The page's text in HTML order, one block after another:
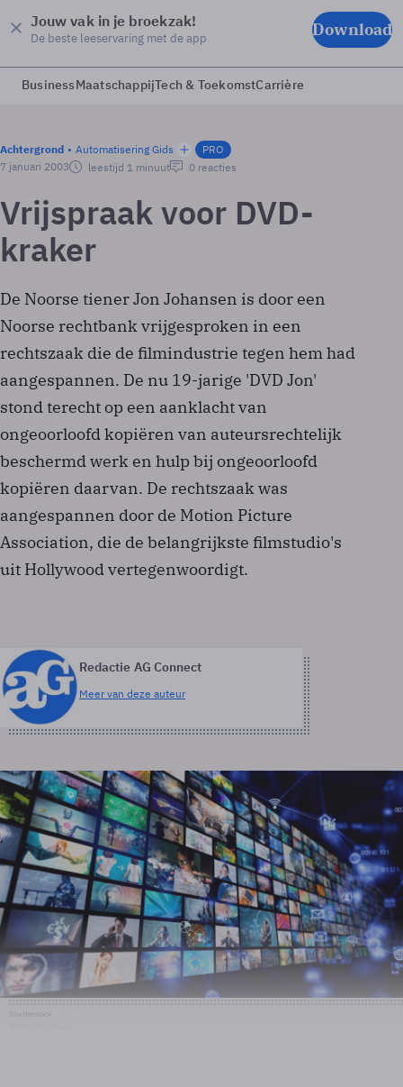
Jouw vak in je broekzak!
De beste leeservaring met de app Download
BusinessMaatschappijTech & ToekomstCarrière
Achtergrond Automatisering Gids
PRO
7 januari 2003
leestijd 1 minuut 0 reacties
Vrijspraak voor DVD-
kraker
De Noorse tiener Jon Johansen is door een
Noorse rechtbank vrijgesproken in een
rechtszaak die de filmindustrie tegen hem had
aangespannen. De nu 19-jarige 'DVD Jon'
stond terecht op een aanklacht van
ongeoorloofd kopiëren van auteursrechtelijk
beschermd werk en hulp bij ongeoorloofd
kopiëren daarvan. De rechtszaak was
aangespannen door de Motion Picture
Association, die de belangrijkste filmstudio's
uit Hollywood vertegenwoordigt.
Redactie AG Connect
Meer van deze auteur